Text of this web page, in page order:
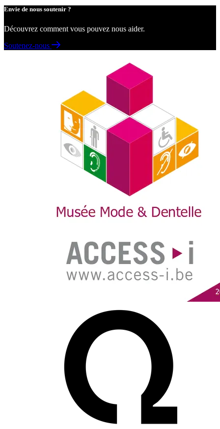
Envie de nous soutenir ?
Découvrez comment vous pouvez nous aider.
Soutenez-nous